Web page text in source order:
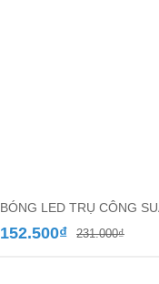
BÓNG LED TRỤ CÔNG
231.000₫Giá
152.500₫
Giá